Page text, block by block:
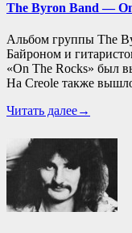
The Byron Band —
Альбом группы The
Байроном и
«On The Rocks» был
На Creole также
Читать далее→